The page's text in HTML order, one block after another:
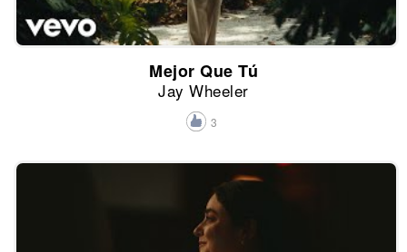
Mejor Que Tú
Jay Wheeler
3